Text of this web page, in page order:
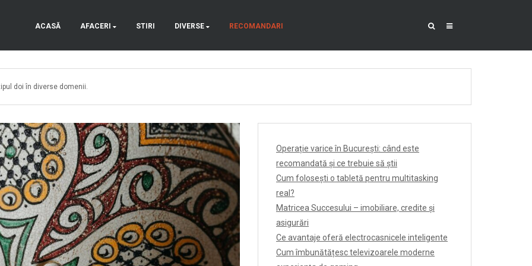
ACASĂ AFACERI STIRI DIVERSE RECOMANDARI
doi în diverse domenii.
Operație varice în București: când este
recomandată și ce trebuie să știi
Cum folosești o tabletă pentru multitasking
real?
Matricea Succesului – imobiliare, credite și
asigurări
Ce avantaje oferă electrocasnicele inteligente
Cum îmbunătățesc televizoarele moderne